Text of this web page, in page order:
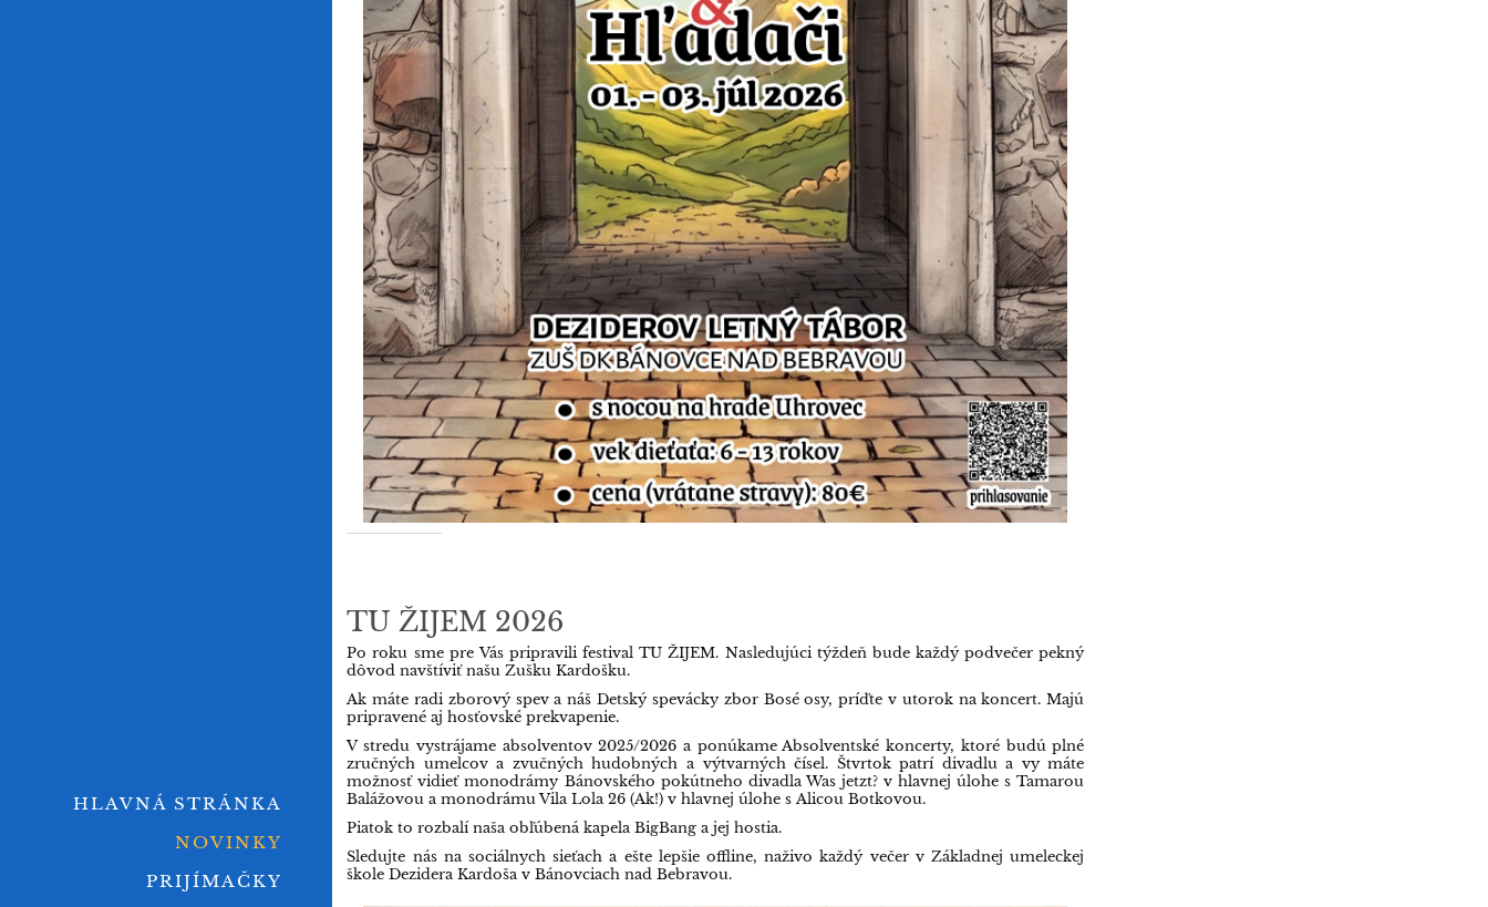
HLAVNÁ STRÁNKA
NOVINKY
PRIJÍMAČKY
TU ŽIJEM 2026
Po roku sme pre Vás pripravili festival TU ŽIJEM. Nasledujúci týždeň bude každý podvečer pekný
dôvod navštíviť našu Zušku Kardošku.
Ak máte radi zborový spev a náš Detský spevácky zbor Bosé osy, príďte v utorok na koncert. Majú
pripravené aj hosťovské prekvapenie.
V stredu vystrájame absolventov 2025/2026 a ponúkame Absolventské koncerty, ktoré budú plné
zručných umelcov a zvučných hudobných a výtvarných čísel. Štvrtok patrí divadlu a vy máte
možnosť vidieť monodrámy Bánovského pokútneho divadla Was jetzt? v hlavnej úlohe s Tamarou
Balážovou a monodrámu Vila Lola 26 (Ak!) v hlavnej úlohe s Alicou Botkovou.
Piatok to rozbalí naša obľúbená kapela BigBang a jej hostia.
Sledujte nás na sociálnych sieťach a ešte lepšie offline, naživo každý večer v Základnej umeleckej
škole Dezidera Kardoša v Bánovciach nad Bebravou.